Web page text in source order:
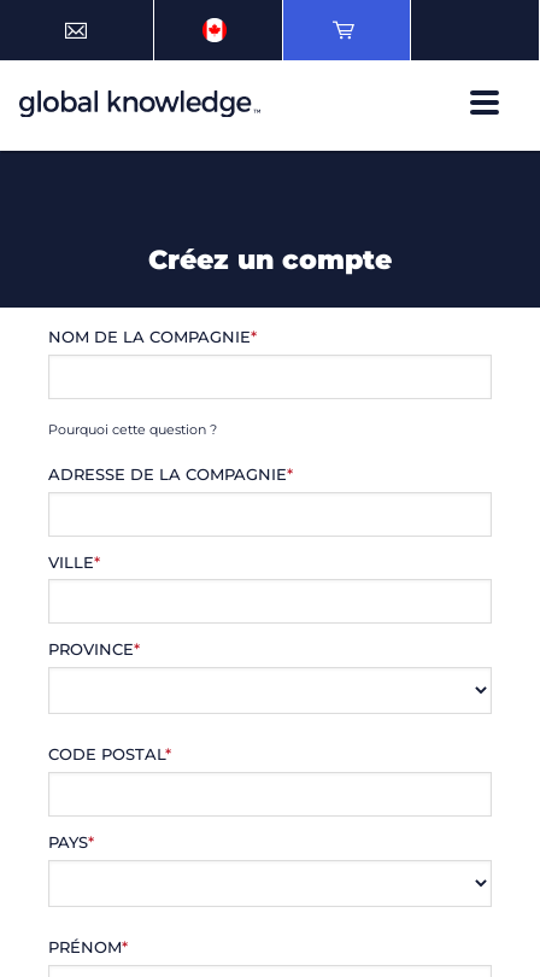
Créez un compte
NOM DE LA COMPAGNIE*
Pourquoi cette question ?
ADRESSE DE LA COMPAGNIE*
VILLE*
PROVINCE*
CODE POSTAL*
PAYS*
PRÉNOM*